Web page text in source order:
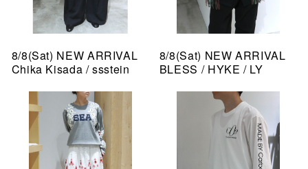
8/8(Sat) NEW ARRIVAL
Chika Kisada / ssstein
8/8(Sat) NEW ARRIVAL
BLESS / HYKE / LY